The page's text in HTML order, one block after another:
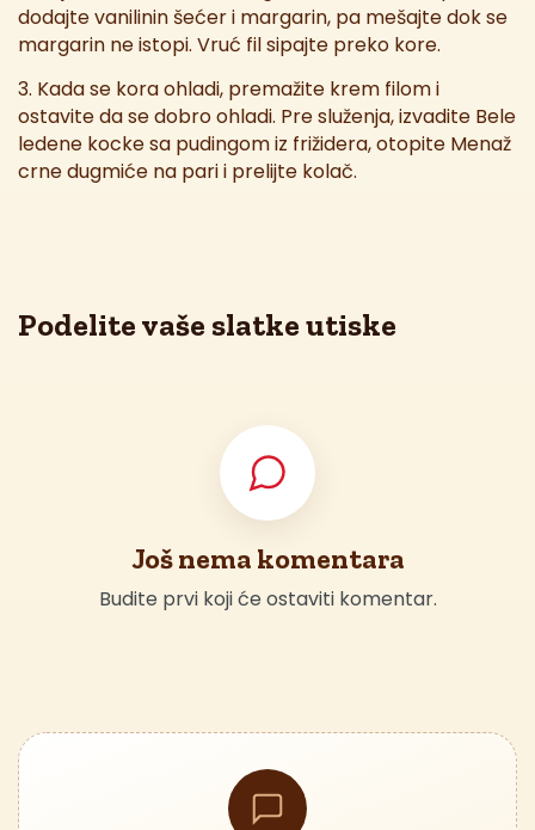
dodajte vanilinin šećer i margarin, pa mešajte dok se
margarin ne istopi. Vruć fil sipajte preko kore.
3. Kada se kora ohladi, premažite krem filom i
ostavite da se dobro ohladi. Pre služenja, izvadite Bele
ledene kocke sa pudingom iz frižidera, otopite Menaž
crne dugmiće na pari i prelijte kolač.
Podelite vaše slatke utiske
Još nema komentara
Budite prvi koji će ostaviti komentar.